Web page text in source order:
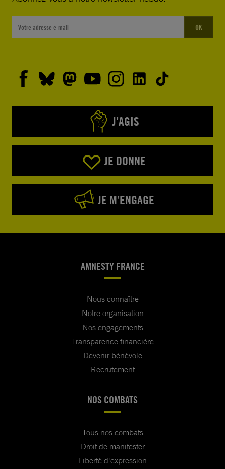
OK
J’AGIS
JE DONNE
JE M’ENGAGE
AMNESTY FRANCE
Nous connaître
Notre organisation
Nos engagements
Transparence financière
Devenir bénévole
Recrutement
NOS COMBATS
Tous nos combats
Droit de manifester
Liberté d'expression